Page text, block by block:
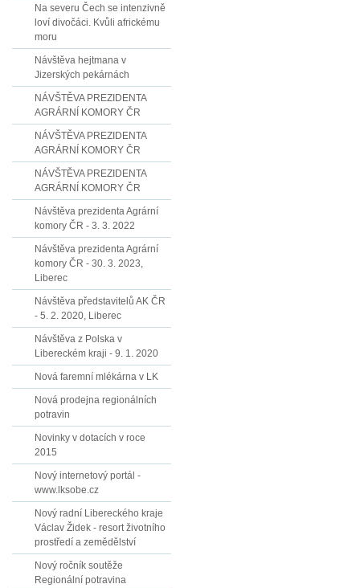
Na severu Čech se intenzivně
loví divočáci. Kvůli africkému
moru
Návštěva hejtmana v
Jizerských pekárnách
NÁVŠTĚVA PREZIDENTA
AGRÁRNÍ KOMORY ČR
NÁVŠTĚVA PREZIDENTA
AGRÁRNÍ KOMORY ČR
NÁVŠTĚVA PREZIDENTA
AGRÁRNÍ KOMORY ČR
Návštěva prezidenta Agrární
komory ČR - 3. 3. 2022
Návštěva prezidenta Agrární
komory ČR - 30. 3. 2023,
Liberec
Návštěva představitelů AK ČR
- 5. 2. 2020, Liberec
Návštěva z Polska v
Libereckém kraji - 9. 1. 2020
Nová faremní mlékárna v LK
Nová prodejna regionálních
potravin
Novinky v dotacích v roce
2015
Nový internetový portál -
www.lksobe.cz
Nový radní Libereckého kraje
Václav Židek - resort životního
prostředí a zemědělství
Nový ročník soutěže
Regionální potravina